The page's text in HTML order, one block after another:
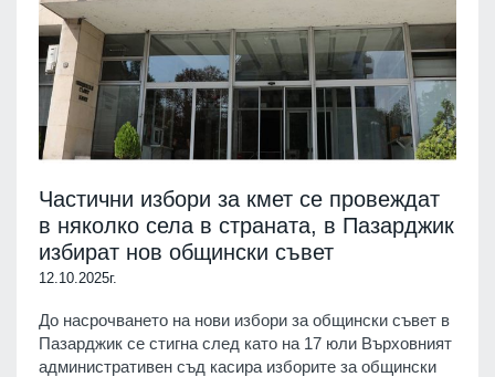
Частични избори за кмет се провеждат
в няколко села в страната, в Пазарджик
избират нов общински съвет
12.10.2025г.
До насрочването на нови избори за общински съвет в
Пазарджик се стигна след като на 17 юли Върховният
административен съд касира изборите за общински